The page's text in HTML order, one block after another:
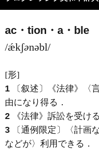
ac・tion・a・ble
/ǽkʃənəbl/
[形]
1 〔叙述〕 《法律》
〈
由になり得る ．
2
《法律》 訴訟を受け
3 〔通例限定〕〈計画
などが〉利用できる ．